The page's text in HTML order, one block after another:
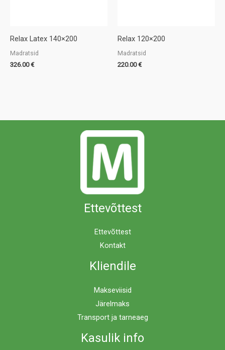
Relax Latex 140×200
Madratsid
326.00€
Relax 120×200
Madratsid
220.00€
Ettevõttest
Ettevõttest
Kontakt
Kliendile
Makseviisid
Järelmaks
Transport ja tarneaeg
Kasulik info